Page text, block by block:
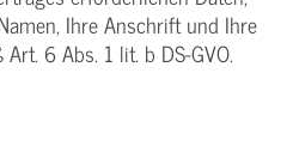
Ihre Anschrift und Ihre
6 Abs. 1 lit. b DS-GVO.